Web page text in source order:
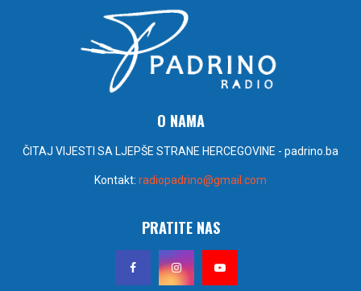
O NAMA
ČITAJ VIJESTI SA LJEPŠE STRANE HERCEGOVINE - padrino.ba
Kontakt: radiopadrino@gmail.com
PRATITE NAS